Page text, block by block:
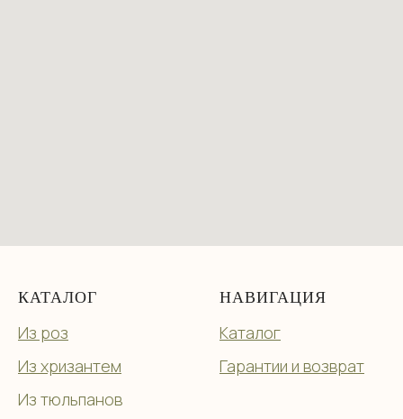
КАТАЛОГ
Из роз
Из хризантем
Из тюльпанов
НАВИГАЦИЯ
Каталог
Гарантии и возврат